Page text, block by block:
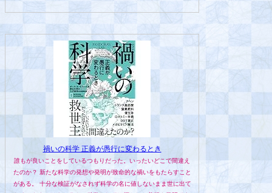
禍いの科学 正義が愚行に変わるとき
誰もが良いことをしているつもりだった。いったいどこで間違え
たのか？ 新たな科学の発想や発明が致命的な禍いをもたらすこと
がある。 十分な検証がなされず科学の名に値しないまま世に出て